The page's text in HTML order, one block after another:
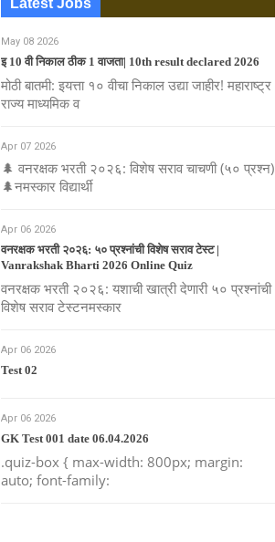
Latest Jobs
May 08 2026
इ 10 वी निकाल ठीक 1 वाजता| 10th result declared 2026
मोठी बातमी: इयत्ता १० वीचा निकाल उद्या जाहीर! महाराष्ट्र
राज्य माध्यमिक व
Apr 07 2026
🌲 वनरक्षक भरती २०२६: विशेष सराव चाचणी (५० प्रश्न)
🌲नमस्कार विद्यार्थी
Apr 06 2026
वनरक्षक भरती २०२६: ५० प्रश्नांची विशेष सराव टेस्ट |
Vanrakshak Bharti 2026 Online Quiz
वनरक्षक भरती २०२६: यशाची खात्री देणारी ५० प्रश्नांची
विशेष सराव टेस्ट ​नमस्कार
Apr 06 2026
Test 02
Apr 06 2026
GK Test 001 date 06.04.2026
.quiz-box { max-width: 800px; margin:
auto; font-family: